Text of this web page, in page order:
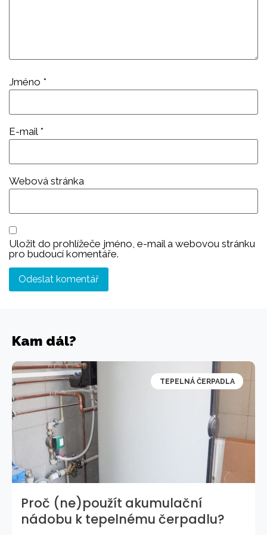
Jméno *
E-mail *
Webová stránka
Uložit do prohlížeče jméno, e-mail a webovou stránku
pro budoucí komentáře.
Kam dál?
TEPELNÁ ČERPADLA
Proč (ne)použít akumulační
nádobu k tepelnému čerpadlu?